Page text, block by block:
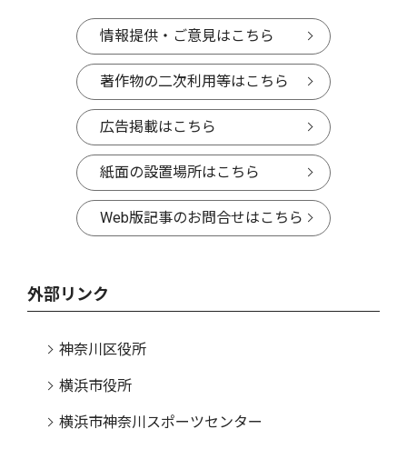
情報提供・ご意見はこちら
著作物の二次利用等はこちら
広告掲載はこちら
紙面の設置場所はこちら
Web版記事のお問合せはこちら
外部リンク
神奈川区役所
横浜市役所
横浜市神奈川スポーツセンター